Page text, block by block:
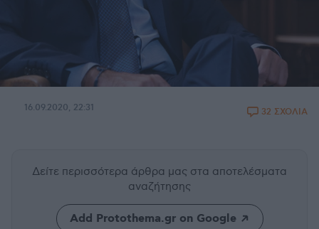
16.09.2020, 22:31 32 ΣΧΟΛΙΑ
Δείτε περισσότερα άρθρα μας στα αποτελέσματα
αναζήτησης
Add Protothema.gr on Google